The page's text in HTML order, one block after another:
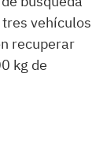
vehículos
recuperar
kg de